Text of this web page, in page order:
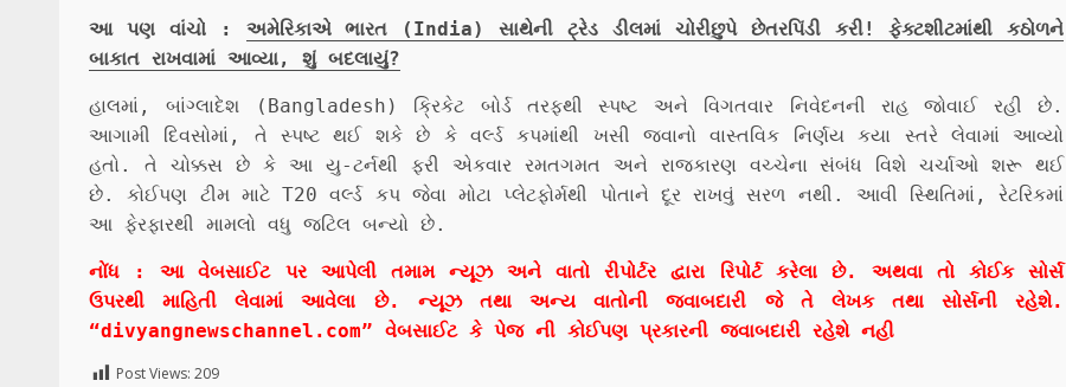
આ પણ વાંચો : અમેરિકાએ ભારત (India) સાથેની ટ્રેડ ડીલમાં ચોરીછુપે છેતરપિંડી કરી! ફેક્ટશીટમાંથી કઠોળને
બાકાત રાખવામાં આવ્યા, શું બદલાયું?
હાલમાં, બાંગ્લાદેશ (Bangladesh) ક્રિકેટ બોર્ડ તરફથી સ્પષ્ટ અને વિગતવાર નિવેદનની રાહ જોવાઈ રહી છે.
આગામી દિવસોમાં, તે સ્પષ્ટ થઈ શકે છે કે વર્લ્ડ કપમાંથી ખસી જવાનો વાસ્તવિક નિર્ણય કયા સ્તરે લેવામાં આવ્યો
હતો. તે ચોક્કસ છે કે આ યુ-ટર્નથી ફરી એકવાર રમતગમત અને રાજકારણ વચ્ચેના સંબંધ વિશે ચર્ચાઓ શરૂ થઈ
છે. કોઈપણ ટીમ માટે T20 વર્લ્ડ કપ જેવા મોટા પ્લેટફોર્મથી પોતાને દૂર રાખવું સરળ નથી. આવી સ્થિતિમાં, રેટરિકમાં
આ ફેરફારથી મામલો વધુ જટિલ બન્યો છે.
નોંધ : આ વેબસાઈટ પર આપેલી તમામ ન્યૂઝ અને વાતો રીપોર્ટર દ્વારા રિપોર્ટ કરેલા છે. અથવા તો કોઈક સોર્સ
ઉપરથી માહિતી લેવામાં આવેલા છે. ન્યૂઝ તથા અન્ય વાતોની જવાબદારી જે તે લેખક તથા સોર્સની રહેશે.
“divyangnewschannel.com” વેબસાઈટ કે પેજ ની કોઈપણ પ્રકારની જવાબદારી રહેશે નહી
Post Views: 209